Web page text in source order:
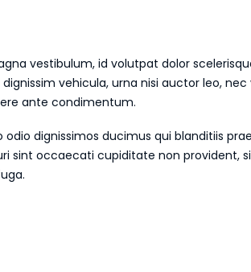
vestibulum, id volutpat dolor
vehicula, urna nisi auctor leo,
ante condimentum.
dignissimos ducimus qui blanditiis
sint occaecati cupiditate non provident,